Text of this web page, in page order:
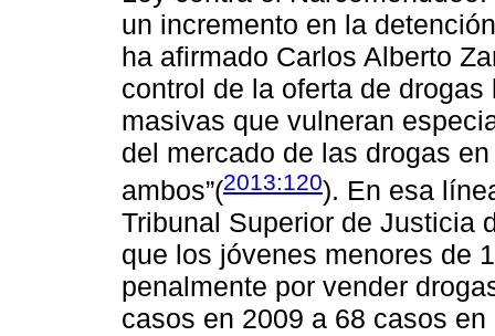
un incremento en la
ha afirmado Carlos Alberto
control de la oferta de
masivas que vulneran
del mercado de las drogas
ambos”(2013:120). En esa
Tribunal Superior de Justicia
que los jóvenes menores de
penalmente por vender
casos en 2009 a 68 casos